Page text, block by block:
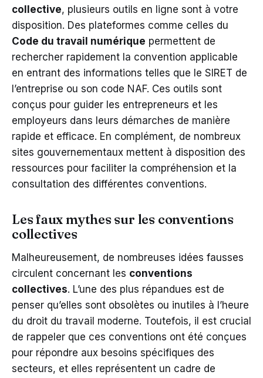
collective, plusieurs outils en ligne sont à votre
disposition. Des plateformes comme celles du
Code du travail numérique permettent de
rechercher rapidement la convention applicable
en entrant des informations telles que le SIRET de
l’entreprise ou son code NAF. Ces outils sont
conçus pour guider les entrepreneurs et les
employeurs dans leurs démarches de manière
rapide et efficace. En complément, de nombreux
sites gouvernementaux mettent à disposition des
ressources pour faciliter la compréhension et la
consultation des différentes conventions.
Les faux mythes sur les conventions
collectives
Malheureusement, de nombreuses idées fausses
circulent concernant les conventions
collectives. L’une des plus répandues est de
penser qu’elles sont obsolètes ou inutiles à l’heure
du droit du travail moderne. Toutefois, il est crucial
de rappeler que ces conventions ont été conçues
pour répondre aux besoins spécifiques des
secteurs, et elles représentent un cadre de